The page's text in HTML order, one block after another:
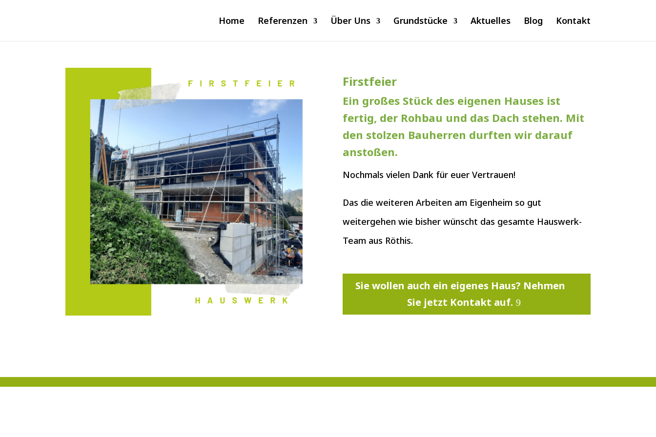
Home Referenzen Über Uns Grundstücke Aktuelles Blog Kontakt
Firstfeier
Ein großes Stück des eigenen Hauses ist
fertig, der Rohbau und das Dach stehen. Mit
den stolzen Bauherren durften wir darauf
anstoßen.
Nochmals vielen Dank für euer Vertrauen!
Das die weiteren Arbeiten am Eigenheim so gut
weitergehen wie bisher wünscht das gesamte Hauswerk-
Team aus Röthis.
Sie wollen auch ein eigenes Haus? Nehmen
Sie jetzt Kontakt auf.